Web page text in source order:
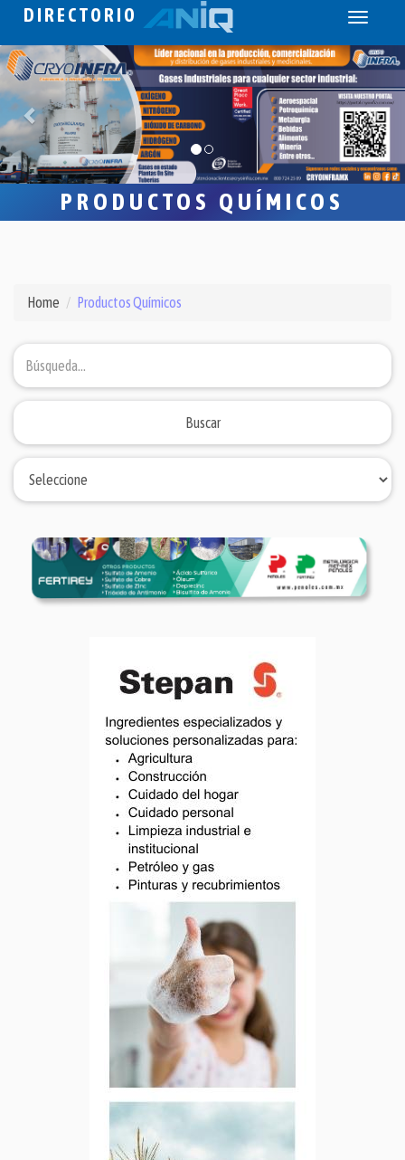
DIRECTORIO
Toggle
PRODUCTOS QUÍMICOS
Home Productos Químicos